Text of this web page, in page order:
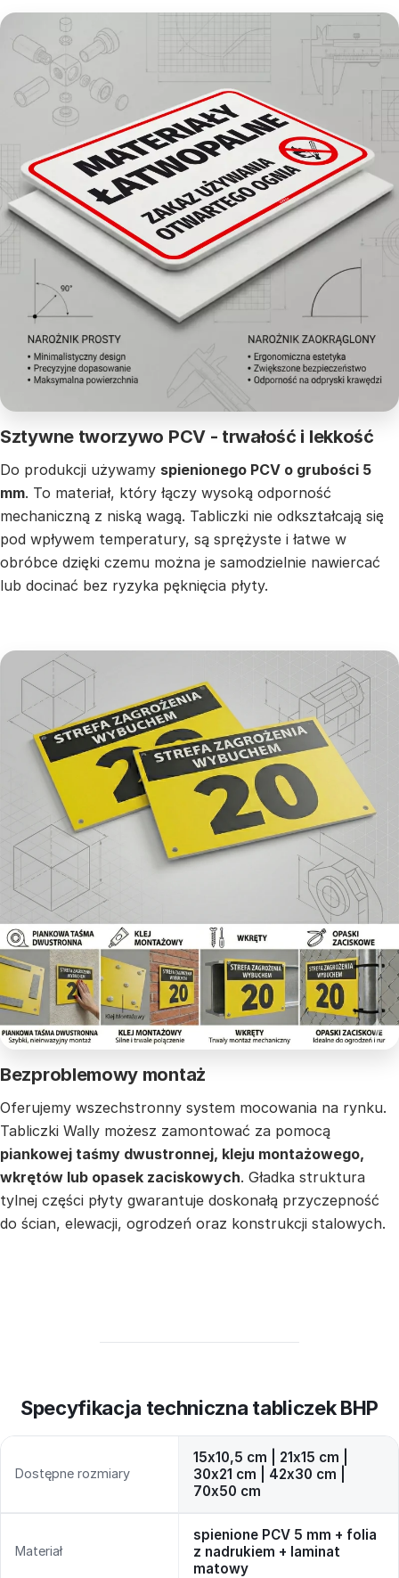
Sztywne tworzywo PCV - trwałość i lekkość
Do produkcji używamy spienionego PCV o grubości 5
mm. To materiał, który łączy wysoką odporność
mechaniczną z niską wagą. Tabliczki nie odkształcają się
pod wpływem temperatury, są sprężyste i łatwe w
obróbce dzięki czemu można je samodzielnie nawiercać
lub docinać bez ryzyka pęknięcia płyty.
Bezproblemowy montaż
Oferujemy wszechstronny system mocowania na rynku.
Tabliczki Wally możesz zamontować za pomocą
piankowej taśmy dwustronnej, kleju montażowego,
wkrętów lub opasek zaciskowych. Gładka struktura
tylnej części płyty gwarantuje doskonałą przyczepność
do ścian, elewacji, ogrodzeń oraz konstrukcji stalowych.
Specyfikacja techniczna tabliczek BHP
Dostępne rozmiary
15x10,5 cm | 21x15 cm |
30x21 cm | 42x30 cm |
70x50 cm
Materiał
spienione PCV 5 mm + folia
z nadrukiem + laminat
matowy